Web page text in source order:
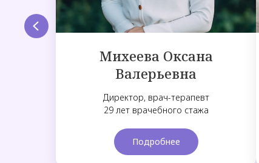
Михеева Оксана
Валерьевна
Директор, врач-терапевт
29 лет врачебного стажа
Подробнее